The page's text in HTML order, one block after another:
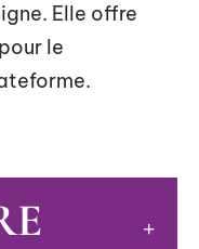
Elle offre
le